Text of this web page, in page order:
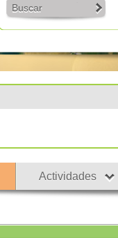
Buscar
Actividades